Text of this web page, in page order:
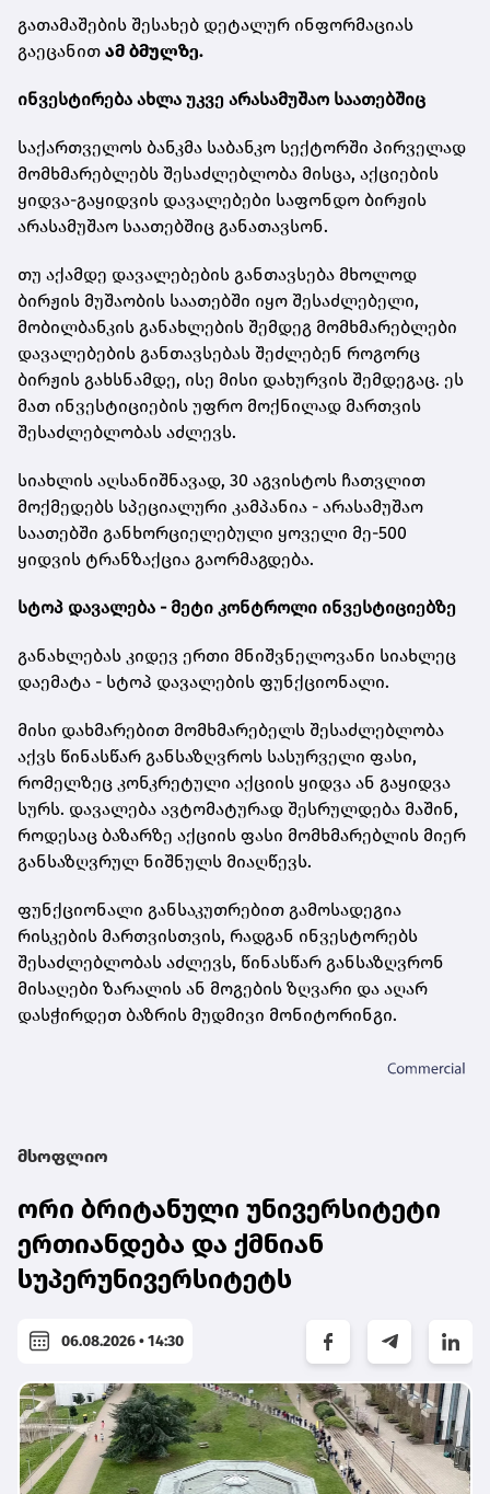
გათამაშების შესახებ დეტალურ ინფორმაციას
გაეცანით ამ ბმულზე.
ინვესტირება ახლა უკვე არასამუშაო საათებშიც
საქართველოს ბანკმა საბანკო სექტორში პირველად
მომხმარებლებს შესაძლებლობა მისცა, აქციების
ყიდვა-გაყიდვის დავალებები საფონდო ბირჟის
არასამუშაო საათებშიც განათავსონ.
თუ აქამდე დავალებების განთავსება მხოლოდ
ბირჟის მუშაობის საათებში იყო შესაძლებელი,
მობილბანკის განახლების შემდეგ მომხმარებლები
დავალებების განთავსებას შეძლებენ როგორც
ბირჟის გახსნამდე, ისე მისი დახურვის შემდეგაც. ეს
მათ ინვესტიციების უფრო მოქნილად მართვის
შესაძლებლობას აძლევს.
სიახლის აღსანიშნავად, 30 აგვისტოს ჩათვლით
მოქმედებს სპეციალური კამპანია - არასამუშაო
საათებში განხორციელებული ყოველი მე-500
ყიდვის ტრანზაქცია გაორმაგდება.
სტოპ დავალება - მეტი კონტროლი ინვესტიციებზე
განახლებას კიდევ ერთი მნიშვნელოვანი სიახლეც
დაემატა - სტოპ დავალების ფუნქციონალი.
მისი დახმარებით მომხმარებელს შესაძლებლობა
აქვს წინასწარ განსაზღვროს სასურველი ფასი,
რომელზეც კონკრეტული აქციის ყიდვა ან გაყიდვა
სურს. დავალება ავტომატურად შესრულდება მაშინ,
როდესაც ბაზარზე აქციის ფასი მომხმარებლის მიერ
განსაზღვრულ ნიშნულს მიაღწევს.
ფუნქციონალი განსაკუთრებით გამოსადეგია
რისკების მართვისთვის, რადგან ინვესტორებს
შესაძლებლობას აძლევს, წინასწარ განსაზღვრონ
მისაღები ზარალის ან მოგების ზღვარი და აღარ
დასჭირდეთ ბაზრის მუდმივი მონიტორინგი.
მსოფლიო
ორი ბრიტანული უნივერსიტეტი
ერთიანდება და ქმნიან
სუპერუნივერსიტეტს
06.08.2026 • 14:30